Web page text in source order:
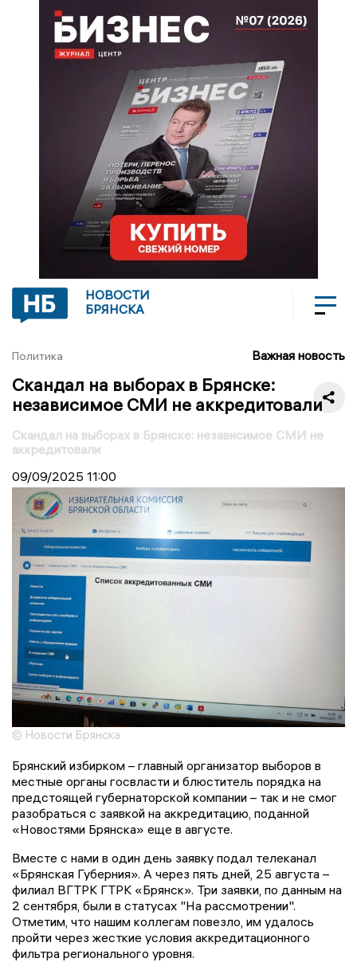
НОВОСТИ
БРЯНСКА
Политика Важная новость
Скандал на выборах в Брянске:
независимое СМИ не аккредитовали
Скандал на выборах в Брянске: независимое СМИ не
аккредитовали
09/09/2025 11:00
© Новости Брянска
Брянский избирком – главный организатор выборов в
местные органы госвласти и блюститель порядка на
предстоящей губернаторской компании – так и не смог
разобраться с заявкой на аккредитацию, поданной
«Новостями Брянска» еще в августе.
Вместе с нами в один день заявку подал телеканал
«Брянская Губерния». А через пять дней, 25 августа –
филиал ВГТРК ГТРК «Брянск». Три заявки, по данным на
2 сентября, были в статусах "На рассмотрении".
Отметим, что нашим коллегам повезло, им удалось
пройти через жесткие условия аккредитационного
фильтра регионального уровня.